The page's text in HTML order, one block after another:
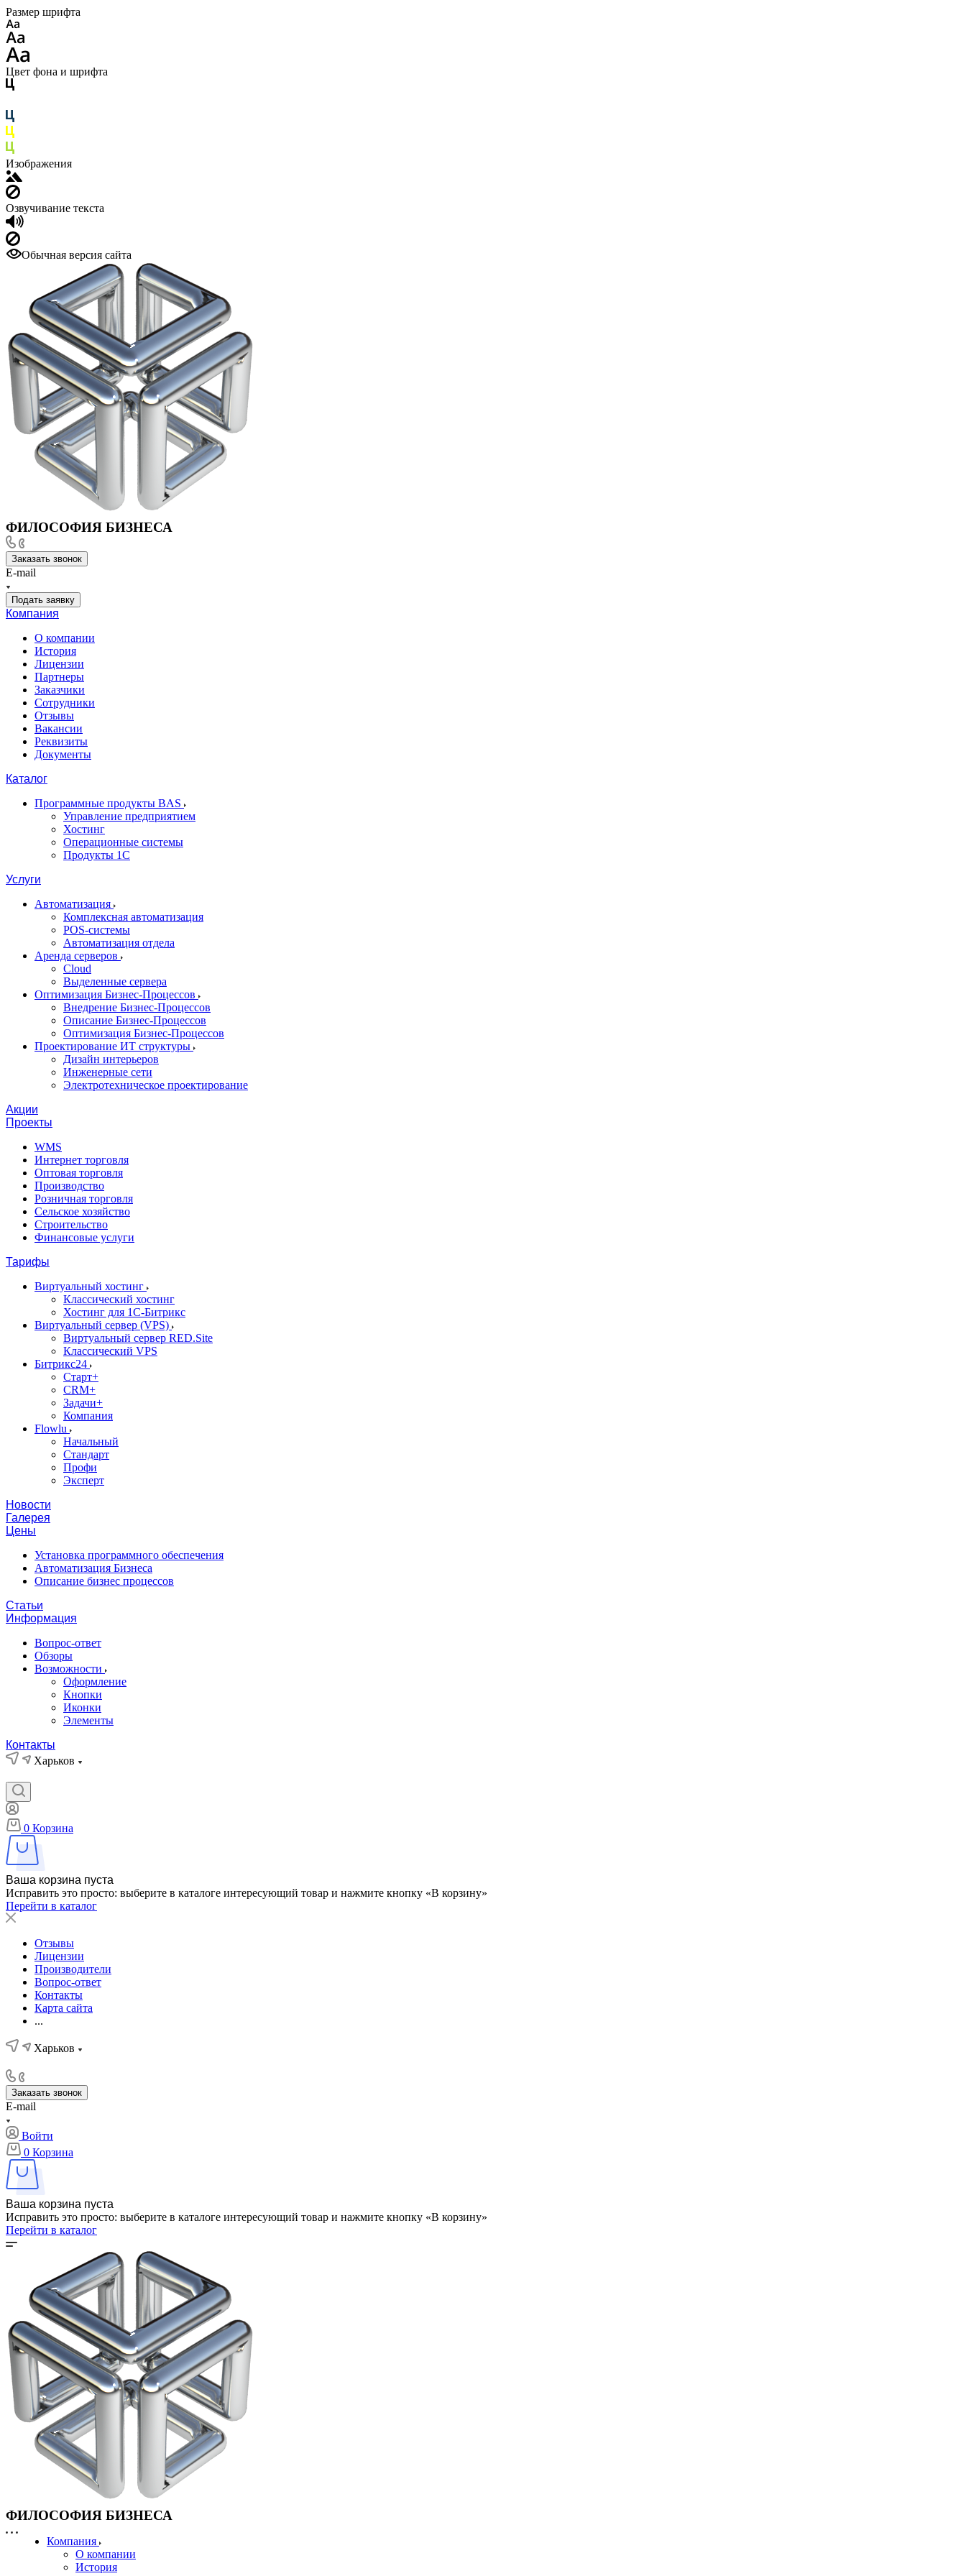
Размер шрифта
Цвет фона и шрифта
Изображения
Озвучивание текста
Обычная версия сайта
ФИЛОСОФИЯ БИЗНЕСА
Заказать звонок
E-mail
Подать заявку
Компания
О компании
История
Лицензии
Партнеры
Заказчики
Сотрудники
Отзывы
Вакансии
Реквизиты
Документы
Каталог
Программные продукты BAS
Управление предприятием
Хостинг
Операционные системы
Продукты 1С
Услуги
Автоматизация
Комплексная автоматизация
POS-системы
Автоматизация отдела
Аренда серверов
Cloud
Выделенные сервера
Оптимизация Бизнес-Процессов
Внедрение Бизнес-Процессов
Описание Бизнес-Процессов
Оптимизация Бизнес-Процессов
Проектирование ИТ структуры
Дизайн интерьеров
Инженерные сети
Электротехническое проектирование
Акции
Проекты
WMS
Интернет торговля
Оптовая торговля
Производство
Розничная торговля
Сельское хозяйство
Строительство
Финансовые услуги
Тарифы
Виртуальный хостинг
Классический хостинг
Хостинг для 1С-Битрикс
Виртуальный сервер (VPS)
Виртуальный сервер RED.Site
Классический VPS
Битрикс24
Старт+
CRM+
Задачи+
Компания
Flowlu
Начальный
Стандарт
Профи
Эксперт
Новости
Галерея
Цены
Установка программного обеспечения
Автоматизация Бизнеса
Описание бизнес процессов
Статьи
Информация
Вопрос-ответ
Обзоры
Возможности
Оформление
Кнопки
Иконки
Элементы
Контакты
Харьков
0 Корзина
Ваша корзина пуста
Исправить это просто: выберите в каталоге интересующий товар и нажмите кнопку «В корзину»
Перейти в каталог
Отзывы
Лицензии
Производители
Вопрос-ответ
Контакты
Карта сайта
...
Харьков
Заказать звонок
E-mail
Войти
0 Корзина
Ваша корзина пуста
Исправить это просто: выберите в каталоге интересующий товар и нажмите кнопку «В корзину»
Перейти в каталог
ФИЛОСОФИЯ БИЗНЕСА
Компания
О компании
История